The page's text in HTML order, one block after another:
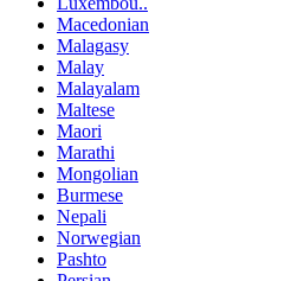
Macedonian
Malagasy
Malay
Malayalam
Maltese
Maori
Marathi
Mongolian
Burmese
Nepali
Norwegian
Pashto